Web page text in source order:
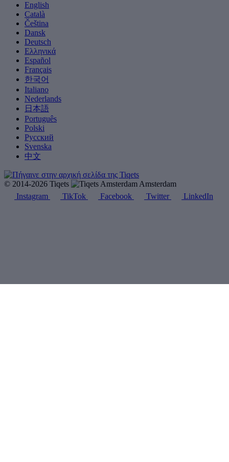
English
Català
Čeština
Dansk
Deutsch
Ελληνικά
Español
Français
한국어
Italiano
Nederlands
日本語
Português
Polski
Русский
Svenska
中文
© 2014-2026 Tiqets
Amsterdam
Instagram
TikTok Facebook Twitter LinkedIn